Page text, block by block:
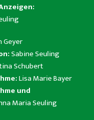
Geyer
Sabine Seuling
Schubert
Lisa Marie Bayer
und
Maria Seuling